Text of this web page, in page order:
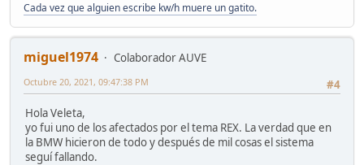
Cada vez que alguien escribe kw/h muere un gatito.
miguel1974
Colaborador AUVE
#4
Octubre 20, 2021, 09:47:38 PM
Hola Veleta,
yo fui uno de los afectados por el tema REX. La verdad que en
la BMW hicieron de todo y después de mil cosas el sistema
seguí fallando.